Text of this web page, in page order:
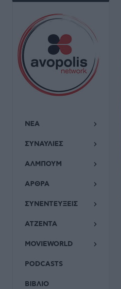
ΝΕΑ
ΣΥΝΑΥΛΙΕΣ
ΑΛΜΠΟΥΜ
ΑΡΘΡΑ
ΣΥΝΕΝΤΕΥΞΕΙΣ
ΑΤΖΕΝΤΑ
MOVIEWORLD
PODCASTS
ΒΙΒΛΙΟ